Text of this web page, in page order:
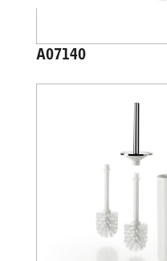
A07140